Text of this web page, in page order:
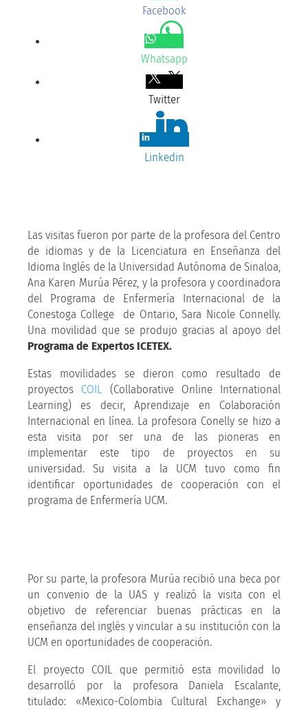
Facebook
Whatsapp
Twitter
Linkedin
Las visitas fueron por parte de la profesora del Centro
de idiomas y de la Licenciatura en Enseñanza del
Idioma Inglés de la Universidad Autónoma de Sinaloa,
Ana Karen Murúa Pérez, y la profesora y coordinadora
del Programa de Enfermería Internacional de la
Conestoga College de Ontario, Sara Nicole Connelly.
Una movilidad que se produjo gracias al apoyo del
Programa de Expertos ICETEX.
Estas movilidades se dieron como resultado de
proyectos COIL (Collaborative Online International
Learning) es decir, Aprendizaje en Colaboración
Internacional en línea. La profesora Conelly se hizo a
esta visita por ser una de las pioneras en
implementar este tipo de proyectos en su
universidad. Su visita a la UCM tuvo como fin
identificar oportunidades de cooperación con el
programa de Enfermería UCM.
Por su parte, la profesora Murúa recibió una beca por
un convenio de la UAS y realizó la visita con el
objetivo de referenciar buenas prácticas en la
enseñanza del inglés y vincular a su institución con la
UCM en oportunidades de cooperación.
El proyecto COIL que permitió esta movilidad lo
desarrolló por la profesora Daniela Escalante,
titulado: «Mexico-Colombia Cultural Exchange» y